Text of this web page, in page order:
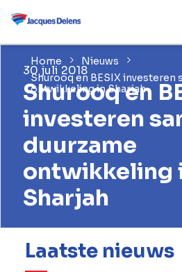
Home
Nieuws
Shurooq en BESIX investeren
ontwikkeling in Sharjah
30 juli 2018
Shurooq en
investeren
duurzame
ontwikkeling
Sharjah
Laatste nieuws